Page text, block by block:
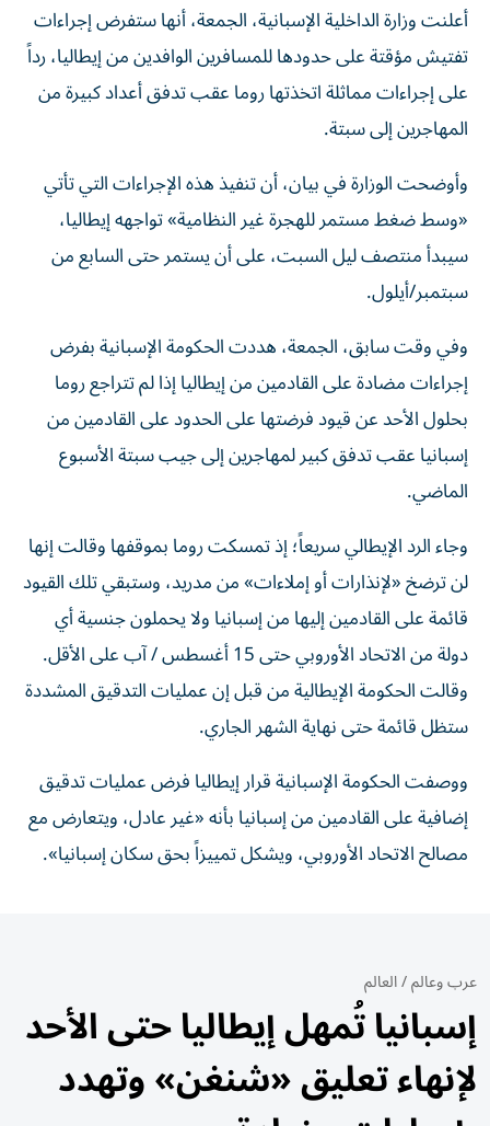
أعلنت وزارة الداخلية الإسبانية، الجمعة، أنها ستفرض إجراءات
تفتيش مؤقتة على حدودها للمسافرين الوافدين من إيطاليا، رداً
على إجراءات مماثلة اتخذتها روما عقب تدفق أعداد كبيرة من
المهاجرين إلى سبتة.
وأوضحت الوزارة في بيان، أن تنفيذ هذه الإجراءات التي تأتي
«وسط ضغط مستمر للهجرة غير النظامية» تواجهه إيطاليا،
سيبدأ منتصف ليل السبت، على أن يستمر حتى السابع من
سبتمبر/أيلول.
وفي وقت سابق، الجمعة، هددت الحكومة الإسبانية بفرض
إجراءات مضادة على القادمين من إيطاليا إذا لم تتراجع روما
بحلول الأحد عن قيود فرضتها على الحدود على القادمين من
إسبانيا عقب تدفق كبير ‌لمهاجرين إلى جيب سبتة الأسبوع
الماضي.
وجاء الرد الإيطالي سريعاً؛ إذ تمسكت روما بموقفها وقالت إنها
⁠لن ترضخ «لإنذارات أو إملاءات» من مدريد، وستبقي تلك القيود
قائمة على القادمين إليها من إسبانيا ‌ولا يحملون جنسية أي
دولة من ‌الاتحاد الأوروبي حتى 15 أغسطس / آب على الأقل.
وقالت الحكومة الإيطالية من قبل إن عمليات التدقيق المشددة
ستظل قائمة حتى نهاية الشهر الجاري.
ووصفت الحكومة الإسبانية قرار إيطاليا فرض عمليات تدقيق
إضافية على القادمين من إسبانيا بأنه «غير عادل، ويتعارض مع
مصالح الاتحاد الأوروبي، ‌ويشكل تمييزاً بحق سكان إسبانيا».
عرب وعالم/العالم
إسبانيا تُمهل إيطاليا حتى الأحد
لإنهاء تعليق «شنغن» وتهدد